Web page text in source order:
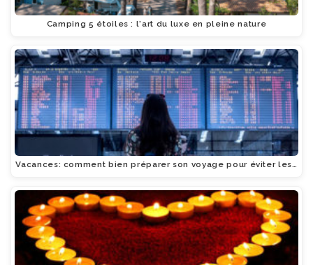
Camping 5 étoiles : l'art du luxe en pleine nature
Vacances: comment bien préparer son voyage pour éviter les…